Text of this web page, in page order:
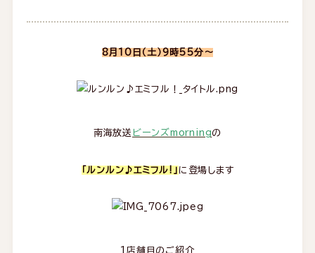
8月10日（土）9時55分～
南海放送 ビーンズmorningの
「ルンルン♪エミフル!」 に登場します
1店舗目のご紹介